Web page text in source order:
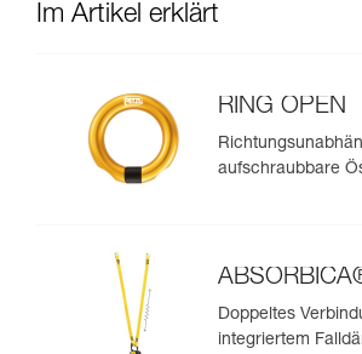
Im Artikel erklärt
RING OPEN
aufschraubbare
Doppeltes
integriertem